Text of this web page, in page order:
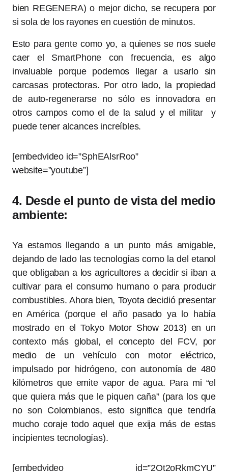
bien REGENERA) o mejor dicho, se recupera por
si sola de los rayones en cuestión de minutos.
Esto para gente como yo, a quienes se nos suele
caer el SmartPhone con frecuencia, es algo
invaluable porque podemos llegar a usarlo sin
carcasas protectoras. Por otro lado, la propiedad
de auto-regenerarse no sólo es innovadora en
otros campos como el de la salud y el militar y
puede tener alcances increíbles.
[embedvideo id=”SphEAlsrRoo”
website=”youtube”]
4. Desde el punto de vista del medio
ambiente:
Ya estamos llegando a un punto más amigable,
dejando de lado las tecnologías como la del etanol
que obligaban a los agricultores a decidir si iban a
cultivar para el consumo humano o para producir
combustibles. Ahora bien, Toyota decidió presentar
en América (porque el año pasado ya lo había
mostrado en el Tokyo Motor Show 2013) en un
contexto más global, el concepto del FCV, por
medio de un vehículo con motor eléctrico,
impulsado por hidrógeno, con autonomía de 480
kilómetros que emite vapor de agua. Para mi “el
que quiera más que le piquen caña” (para los que
no son Colombianos, esto significa que tendría
mucho coraje todo aquel que exija más de estas
incipientes tecnologías).
[embedvideo id=”2Ot2oRkmCYU”